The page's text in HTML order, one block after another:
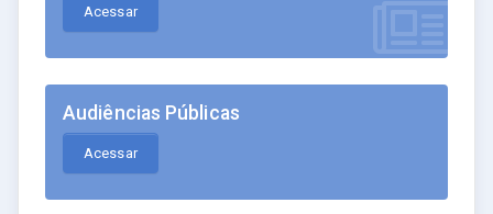
Acessar
Audiências Públicas
Acessar